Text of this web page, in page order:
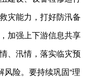
灾能力，打好防汛备
加强上下游信息共享
、汛情，落实临灾预
风险。要持续巩固“理